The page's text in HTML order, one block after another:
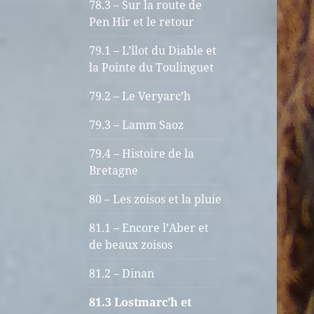
78.3 – Sur la route de
Pen Hir et le retour
79.1 – L’îlot du Diable et
la Pointe du Toulinguet
79.2 – Le Veryarc’h
79.3 – Lamm Saoz
79.4 – Histoire de la
Bretagne
80 – Les zoisos et la pluie
81.1 – Encore l’Aber et
de beaux zoisos
81.2 – Dinan
81.3 Lostmarc’h et